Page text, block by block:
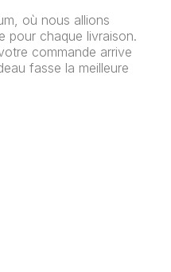
où nous allions
pour chaque livraison.
commande arrive
fasse la meilleure